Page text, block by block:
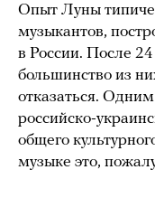
Опыт Луны
музыкантов,
в России. После
большинство из
отказаться.
российско-
общего
музыке это,